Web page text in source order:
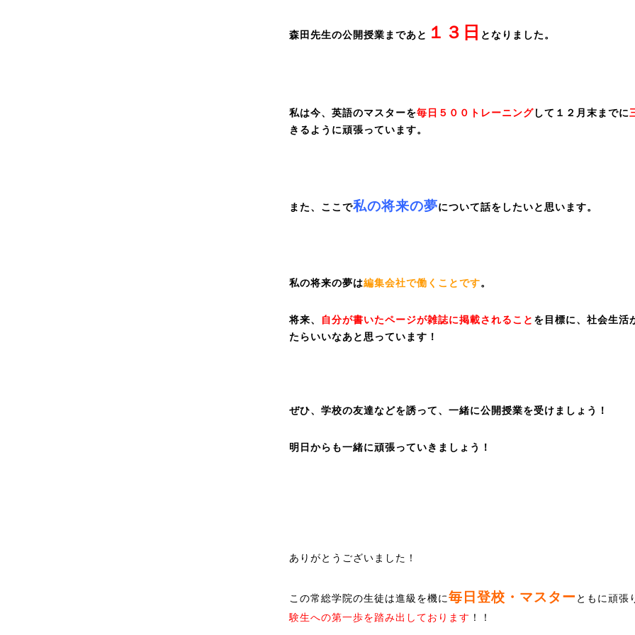
森田先生の公開授業まであと １３日 となりました。
私は今、英語のマスターを毎日５００トレーニングして１２月末までに
きるように頑張っています。
また、ここで私の将来の夢について話をしたいと思います。
私の将来の夢は編集会社で働くことです。
将来、 自分が書いたページが雑誌に掲載されること を目標に、社会生活
たらいいなあと思っています！
ぜひ、学校の友達などを誘って、一緒に公開授業を受けましょう！
明日からも一緒に頑張っていきましょう！
ありがとうございました！
この常総学院の生徒は進級を機に毎日登校・マスター ともに頑張
験生への第一歩を踏み出しております ！！